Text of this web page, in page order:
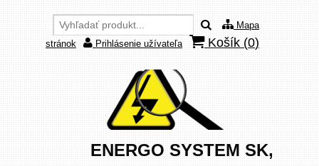
Mapa
stránok
Prihlásenie užívateľa Košík (0)
ENERGO SYSTEM SK,